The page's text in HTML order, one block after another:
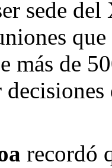
sede
más de
recordó